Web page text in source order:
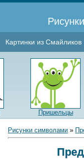
Картинки из Смайликов
Пришельцы
Рисунки символами »